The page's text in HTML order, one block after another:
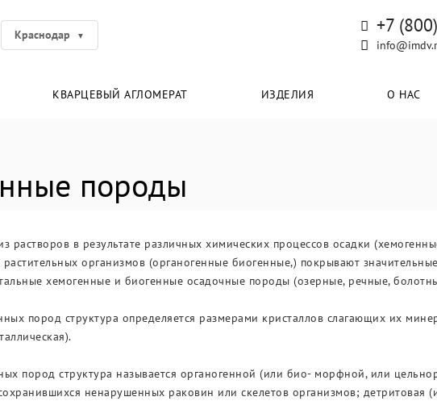
Краснодар +7
КВАРЦЕВЫЙ АГЛОМЕРАТ ИЗДЕЛИЯ О НАС
породы
растворов в результате различных химических процессов осадки
организмов (органогенные биогенные,) покрывают
хемогенные и биогенные осадочные породы (озерные, речные,
пород структура определяется размерами кристаллов слагающих их
пород структура называется органогенной (или био- морфной, или
ненарушенных раковин или скелетов организмов; детритовая